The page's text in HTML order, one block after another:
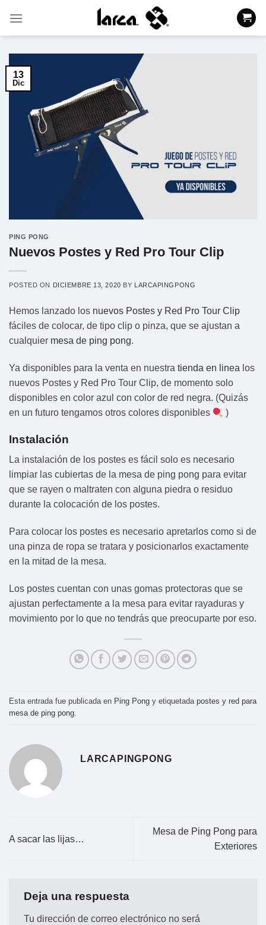
contenido
13
Dic
PING PONG
Nuevos Postes y Red Pro Tour Clip
POSTED ON DICIEMBRE 13, 2020 BY LARCAPINGPONG
Hemos lanzado los nuevos Postes y Red Pro Tour Clip
fáciles de colocar, de tipo clip o pinza, que se ajustan a
cualquier mesa de ping pong.
Ya disponibles para la venta en nuestra tienda en linea los
nuevos Postes y Red Pro Tour Clip, de momento solo
disponibles en color azul con color de red negra. (Quizás
en un futuro tengamos otros colores disponibles
)
Instalación
La instalación de los postes es fácil solo es necesario
limpiar las cubiertas de la mesa de ping pong para evitar
que se rayen o maltraten con alguna piedra o residuo
durante la colocación de los postes.
Para colocar los postes es necesario apretarlos como si de
una pinza de ropa se tratara y posicionarlos exactamente
en la mitad de la mesa.
Los postes cuentan con unas gomas protectoras que se
ajustan perfectamente a la mesa para evitar rayaduras y
movimiento por lo que no tendrás que preocuparte por eso.
Esta entrada fue publicada en Ping Pong y etiquetada postes y red para
mesa de ping pong.
LARCAPINGPONG
A sacar las lijas…
Mesa de Ping Pong para
Exteriores
Deja una respuesta
Tu dirección de correo electrónico no será